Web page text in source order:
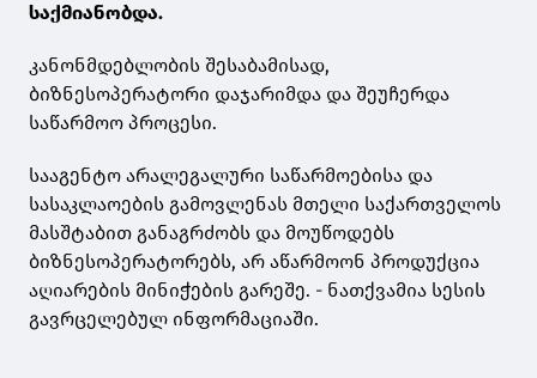
საქმიანობდა.
კანონმდებლობის შესაბამისად,
ბიზნესოპერატორი დაჯარიმდა და შეუჩერდა
საწარმოო პროცესი.
სააგენტო არალეგალური საწარმოებისა და
სასაკლაოების გამოვლენას მთელი საქართველოს
მასშტაბით განაგრძობს და მოუწოდებს
ბიზნესოპერატორებს, არ აწარმოონ პროდუქცია
აღიარების მინიჭების გარეშე. - ნათქვამია სესის
გავრცელებულ ინფორმაციაში.